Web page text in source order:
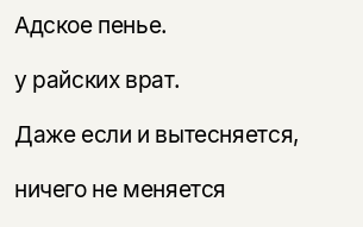
Адское пенье.
у райских врат.
Даже если и вытесняется,
ничего не меняется